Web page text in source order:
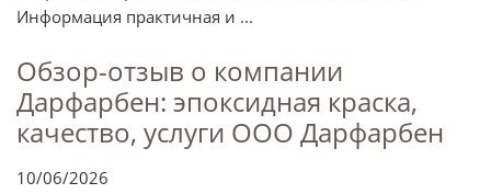
Информация практичная и ...
Обзор-отзыв о компании
Дарфарбен: эпоксидная краска,
качество, услуги ООО Дарфарбен
10/06/2026